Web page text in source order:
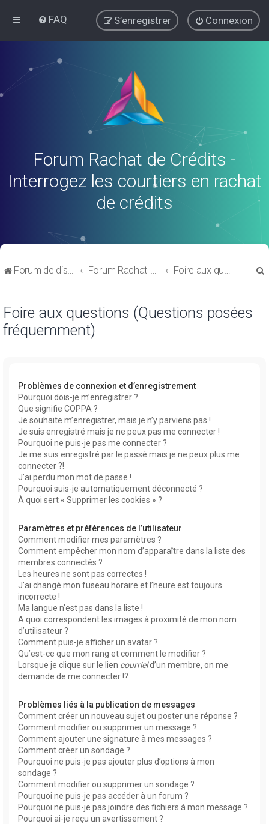
FAQ Connexion
S’enregistrer
Forum Rachat de Crédits -
Interrogez les courtiers en rachat
de crédits
Forum de discussions sur le Regroupement de Crédits et le Rachat de Crédits Forum Rachat de Crédits Foire aux questions (Questions posées fréquemment)
Foire aux questions (Questions posées
fréquemment)
Problèmes de connexion et d’enregistrement
Pourquoi dois-je m’enregistrer ?
Que signifie COPPA ?
Je souhaite m’enregistrer, mais je n’y parviens pas !
Je suis enregistré mais je ne peux pas me connecter !
Pourquoi ne puis-je pas me connecter ?
Je me suis enregistré par le passé mais je ne peux plus me
connecter ?!
J’ai perdu mon mot de passe !
Pourquoi suis-je automatiquement déconnecté ?
À quoi sert « Supprimer les cookies » ?
Paramètres et préférences de l’utilisateur
Comment modifier mes paramètres ?
Comment empêcher mon nom d’apparaître dans la liste des
membres connectés ?
Les heures ne sont pas correctes !
J’ai changé mon fuseau horaire et l’heure est toujours
incorrecte !
Ma langue n’est pas dans la liste !
A quoi correspondent les images à proximité de mon nom
d’utilisateur ?
Comment puis-je afficher un avatar ?
Qu’est-ce que mon rang et comment le modifier ?
Lorsque je clique sur le lien courrield’un membre, on me
demande de me connecter !?
Problèmes liés à la publication de messages
Comment créer un nouveau sujet ou poster une réponse ?
Comment modifier ou supprimer un message ?
Comment ajouter une signature à mes messages ?
Comment créer un sondage ?
Pourquoi ne puis-je pas ajouter plus d’options à mon
sondage ?
Comment modifier ou supprimer un sondage ?
Pourquoi ne puis-je pas accéder à un forum ?
Pourquoi ne puis-je pas joindre des fichiers à mon message ?
Pourquoi ai-je reçu un avertissement ?